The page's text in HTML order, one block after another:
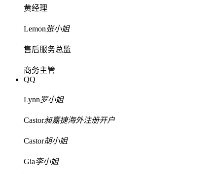
黄经理
Lemon张小姐
售后服务总监
商务主管
QQ
Lynn罗小姐
Castor昶嘉捷海外注册开户
Castor胡小姐
Gia李小姐